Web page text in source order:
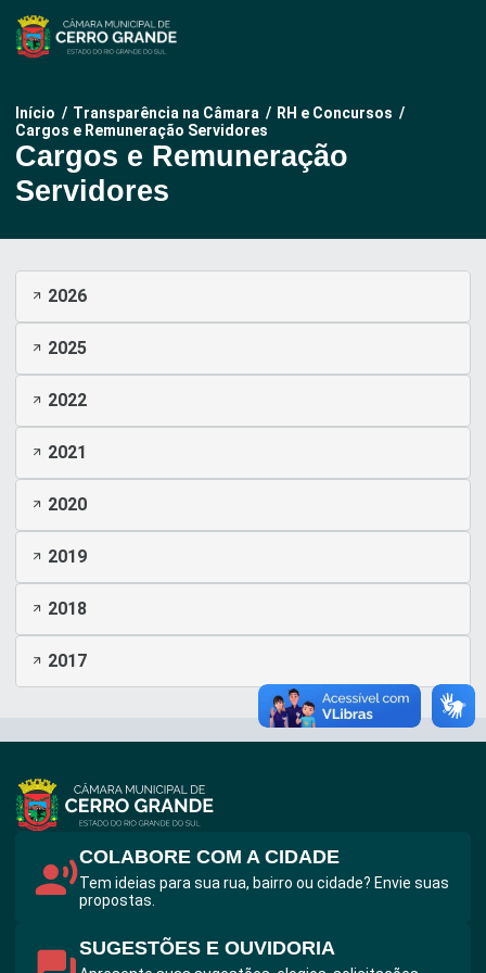
para
conteúdo
Início / Transparência na Câmara / RH e Concursos /
Cargos e Remuneração Servidores
Cargos e Remuneração
Servidores
2026
2025
2022
2021
2020
2019
2018
2017
COLABORE COM A CIDADE
Tem ideias para sua rua, bairro ou cidade? Envie suas
propostas.
SUGESTÕES E OUVIDORIA